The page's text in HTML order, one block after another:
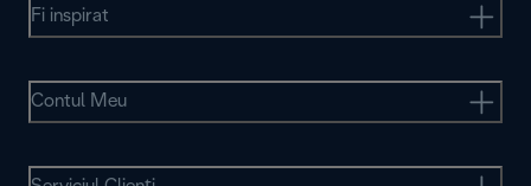
Fi inspirat
Contul Meu